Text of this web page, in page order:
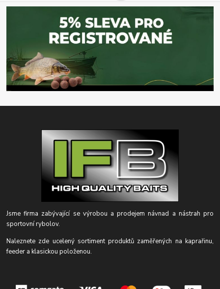
Jsme firma zabývající se výrobou a prodejem návnad a nástrah pro
sportovní rybolov.
Naleznete zde ucelený sortiment produktů zaměřených na kaprařinu,
feeder a klasickou položenou.